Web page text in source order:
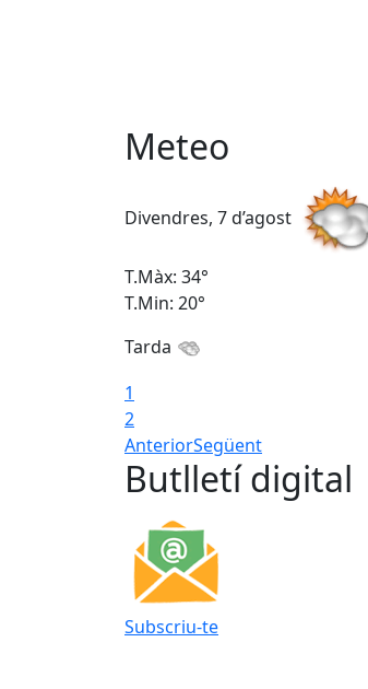
Meteo
Divendres, 7 d’agost
T.Màx: 34°
T.Min: 20°
Tarda
1
2
AnteriorSegüent
Butlletí digital
Subscriu-te